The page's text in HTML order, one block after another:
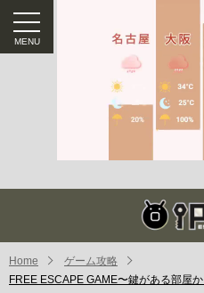
Home
ゲーム攻略
FREE ESCAPE GAME〜鍵がある部屋